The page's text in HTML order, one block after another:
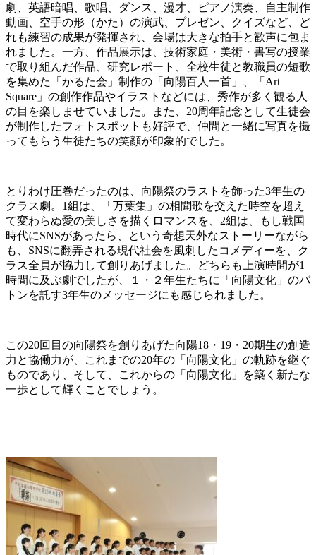
劇、英語暗唱、歌唱、ダンス、漫才、ピアノ演奏、自主制作
動画、空手の形（かた）の演武、プレゼン、クイズなど、ど
れも練習の成果が発揮され、会場は大きな拍手と歓声に包ま
れました。一方、作品展示は、技術家庭・美術・書写の授業
で取り組んだ作品、研究レポート、全校生徒と教職員の短歌
を集めた「かるた会」制作の「向陽百人一首」、「Art
Square」の創作作品やイラストなどには、秀作が多く観る人
の目を楽しませていました。また、20周年記念として生徒会
が制作したフォトスポットも好評で、仲間と一緒に写真を撮
ってもらう生徒たちの笑顔が印象的でした。
とりわけ圧巻だったのは、向陽祭のラストを飾った3年生の
クラス劇。1組は、「万葉集」の相聞歌を交えた時空を超え
て変わらぬ愛の美しさを描くロマンスを、2組は、もし戦国
時代にSNSがあったら、という奇想天外なストーリーながら
も、SNSに翻弄される現代社会を風刺したコメディーを、ク
ラス全員が協力して創りあげました。どちらも上演時間が1
時間に及ぶ劇でしたが、１・２年生たちに「向陽文化」のバ
トンを託す3年生のメッセージにも感じられました。
この20回目の向陽祭を創りあげた向陽18・19・20期生の創造
力と協働力が、これまでの20年の「向陽文化」の軌跡を継ぐ
ものであり、そして、これからの「向陽文化」を築く新たな
一歩として輝くことでしょう。